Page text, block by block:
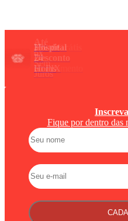
Fique por dentro das